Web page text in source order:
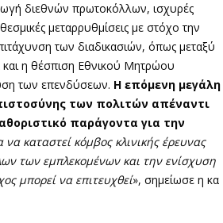
διεθνών πρωτοκόλλων, ισχυρές
μεταρρυθμίσεις με στόχο την
των διαδικασιών, όπως μεταξύ
η θέσπιση Εθνικού Μητρώου
των επενδύσεων. Η επόμενη μεγάλη
των πολιτών απέναντι
παράγοντα για την
καταστεί κόμβος κλινικής έρευνας
των εμπλεκομένων και την ενίσχυση
μπορεί να επιτευχθεί», σημείωσε η κα